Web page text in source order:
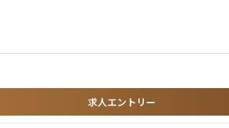
設計・実行までを支援。社内に専門人材が不在の中、
求人エントリー